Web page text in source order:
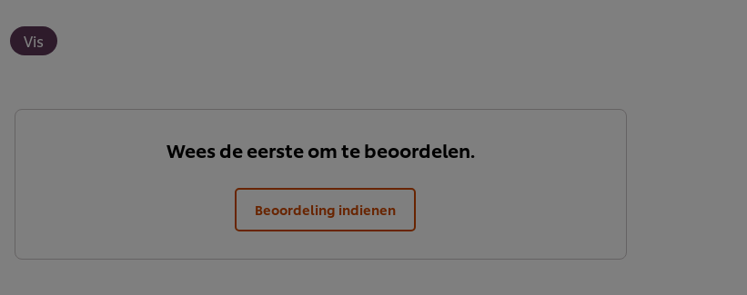
Vis
Wees de eerste om te beoordelen.
Beoordeling indienen